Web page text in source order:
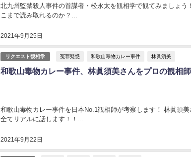
2021年9月25日
北九州監禁殺人事件の首謀者・松永太を観相学で観てみましょう
こまで読み取れるのか？...
リクエスト観相学 冤罪疑惑 和歌山毒物カレー事件 林眞須美
和歌山毒物カレー事件、林眞須美さんをプロの観相
2021年9月22日
和歌山毒物カレー事件を日本No.1観相師が考察します！ 林眞須
全てリアルに話します！！...